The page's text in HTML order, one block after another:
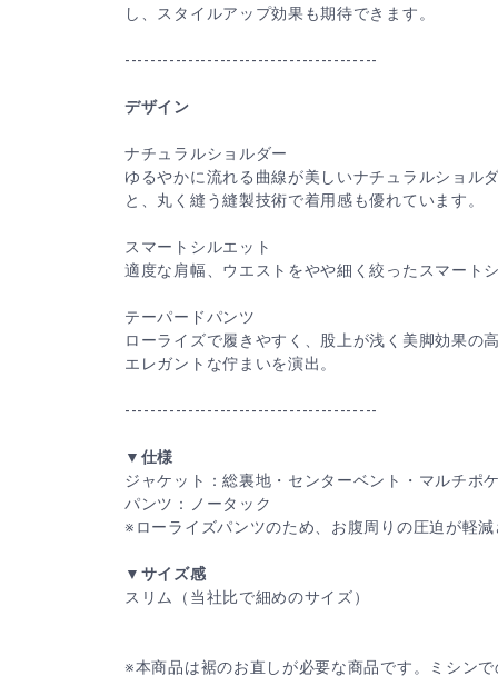
し、スタイルアップ効果も期待できます。
----------------------------------------
デザイン
ナチュラルショルダー
ゆるやかに流れる曲線が美しいナチュラルショル
と、丸く縫う縫製技術で着用感も優れています。
スマートシルエット
適度な肩幅、ウエストをやや細く絞ったスマート
テーパードパンツ
ローライズで履きやすく、股上が浅く美脚効果の
エレガントな佇まいを演出。
----------------------------------------
▼仕様
ジャケット：総裏地・センターベント・マルチポ
パンツ：ノータック
※ローライズパンツのため、お腹周りの圧迫が軽
▼サイズ感
スリム（当社比で細めのサイズ）
※本商品は裾のお直しが必要な商品です。ミシン